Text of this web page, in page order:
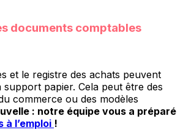
documents comptables
et le registre des achats peuvent
papier. Cela peut être des
commerce ou des modèles
: notre équipe vous a préparé
à l’emploi !